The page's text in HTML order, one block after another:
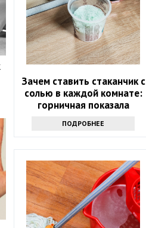
Зачем ставить стаканчик с
солью в каждой комнате:
горничная показала
ПОДРОБНЕЕ